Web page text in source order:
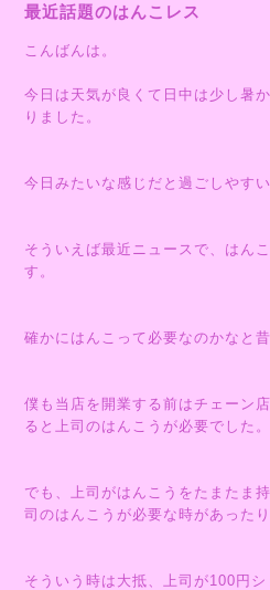
最近話題のはんこレス
こんばんは。
今日は天気が良くて日中は少し暑
りました。
今日みたいな感じだと過ごしやすい
そういえば最近ニュースで、はん
す。
確かにはんこって必要なのかなと
僕も当店を開業する前はチェーン
ると上司のはんこうが必要でした。
でも、上司がはんこうをたまたま
司のはんこうが必要な時があったり
そういう時は大抵、上司が100円